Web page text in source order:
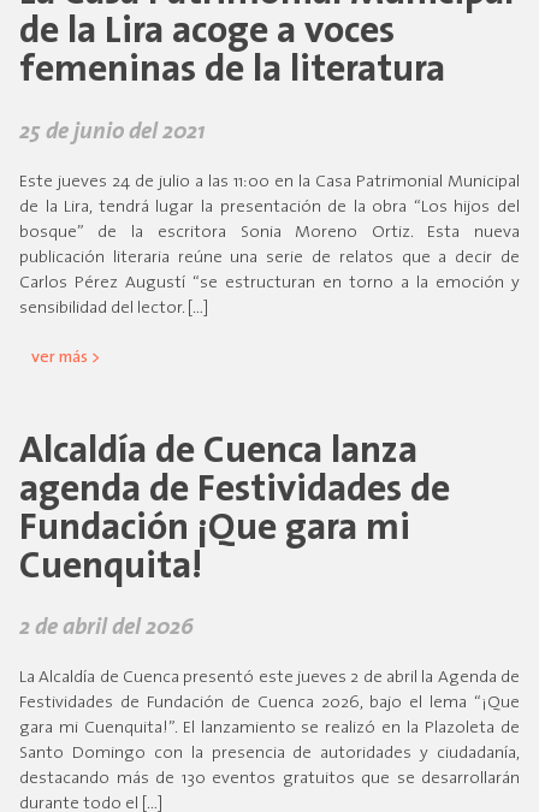
de la Lira acoge a voces
femeninas de la literatura
25 de junio del 2021
Este jueves 24 de julio a las 11:00 en la Casa Patrimonial Municipal
de la Lira, tendrá lugar la presentación de la obra “Los hijos del
bosque” de la escritora Sonia Moreno Ortiz. Esta nueva
publicación literaria reúne una serie de relatos que a decir de
Carlos Pérez Augustí “se estructuran en torno a la emoción y
sensibilidad del lector. […]
ver más >
Alcaldía de Cuenca lanza
agenda de Festividades de
Fundación ¡Que gara mi
Cuenquita!
2 de abril del 2026
La Alcaldía de Cuenca presentó este jueves 2 de abril la Agenda de
Festividades de Fundación de Cuenca 2026, bajo el lema “¡Que
gara mi Cuenquita!”. El lanzamiento se realizó en la Plazoleta de
Santo Domingo con la presencia de autoridades y ciudadanía,
destacando más de 130 eventos gratuitos que se desarrollarán
durante todo el […]